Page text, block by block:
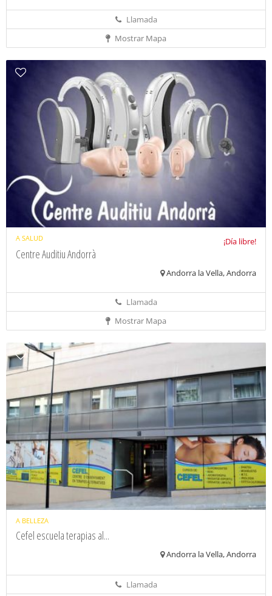
Llamada
Mostrar Mapa
A SALUD ¡Día libre!
Centre Auditiu Andorrà
Andorra la Vella, Andorra
Llamada
Mostrar Mapa
A BELLEZA
Cefel escuela terapias al...
Andorra la Vella, Andorra
Llamada